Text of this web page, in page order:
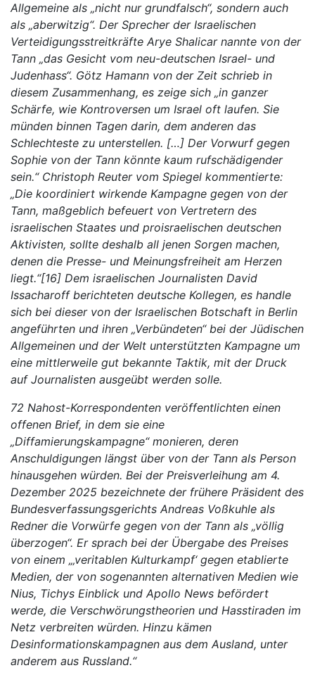
Allgemeine als „nicht nur grundfalsch“, sondern auch
als „aberwitzig“. Der Sprecher der Israelischen
Verteidigungsstreitkräfte Arye Shalicar nannte von der
Tann „das Gesicht vom neu-deutschen Israel- und
Judenhass“. Götz Hamann von der Zeit schrieb in
diesem Zusammenhang, es zeige sich „in ganzer
Schärfe, wie Kontroversen um Israel oft laufen. Sie
münden binnen Tagen darin, dem anderen das
Schlechteste zu unterstellen. […] Der Vorwurf gegen
Sophie von der Tann könnte kaum rufschädigender
sein.“ Christoph Reuter vom Spiegel kommentierte:
„Die koordiniert wirkende Kampagne gegen von der
Tann, maßgeblich befeuert von Vertretern des
israelischen Staates und proisraelischen deutschen
Aktivisten, sollte deshalb all jenen Sorgen machen,
denen die Presse- und Meinungsfreiheit am Herzen
liegt.“[16] Dem israelischen Journalisten David
Issacharoff berichteten deutsche Kollegen, es handle
sich bei dieser von der Israelischen Botschaft in Berlin
angeführten und ihren „Verbündeten“ bei der Jüdischen
Allgemeinen und der Welt unterstützten Kampagne um
eine mittlerweile gut bekannte Taktik, mit der Druck
auf Journalisten ausgeübt werden solle.
72 Nahost-Korrespondenten veröffentlichten einen
offenen Brief, in dem sie eine
„Diffamierungskampagne“ monieren, deren
Anschuldigungen längst über von der Tann als Person
hinausgehen würden. Bei der Preisverleihung am 4.
Dezember 2025 bezeichnete der frühere Präsident des
Bundesverfassungsgerichts Andreas Voßkuhle als
Redner die Vorwürfe gegen von der Tann als „völlig
überzogen“. Er sprach bei der Übergabe des Preises
von einem „‚veritablen Kulturkampf‘ gegen etablierte
Medien, der von sogenannten alternativen Medien wie
Nius, Tichys Einblick und Apollo News befördert
werde, die Verschwörungstheorien und Hasstiraden im
Netz verbreiten würden. Hinzu kämen
Desinformationskampagnen aus dem Ausland, unter
anderem aus Russland.“